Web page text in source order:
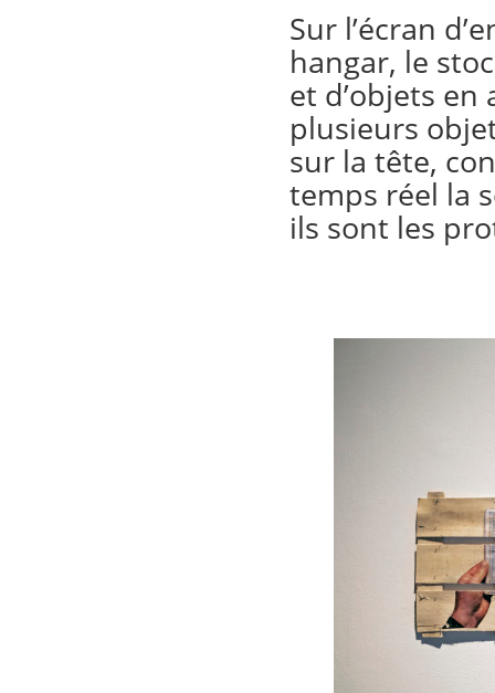
Sur l’écran
hangar, le
et d’objets
plusieurs
sur la tête,
temps réel la
ils sont les